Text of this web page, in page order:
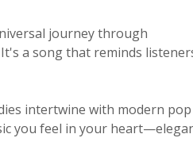
journey through
a song that reminds
intertwine with modern pop
you feel in your